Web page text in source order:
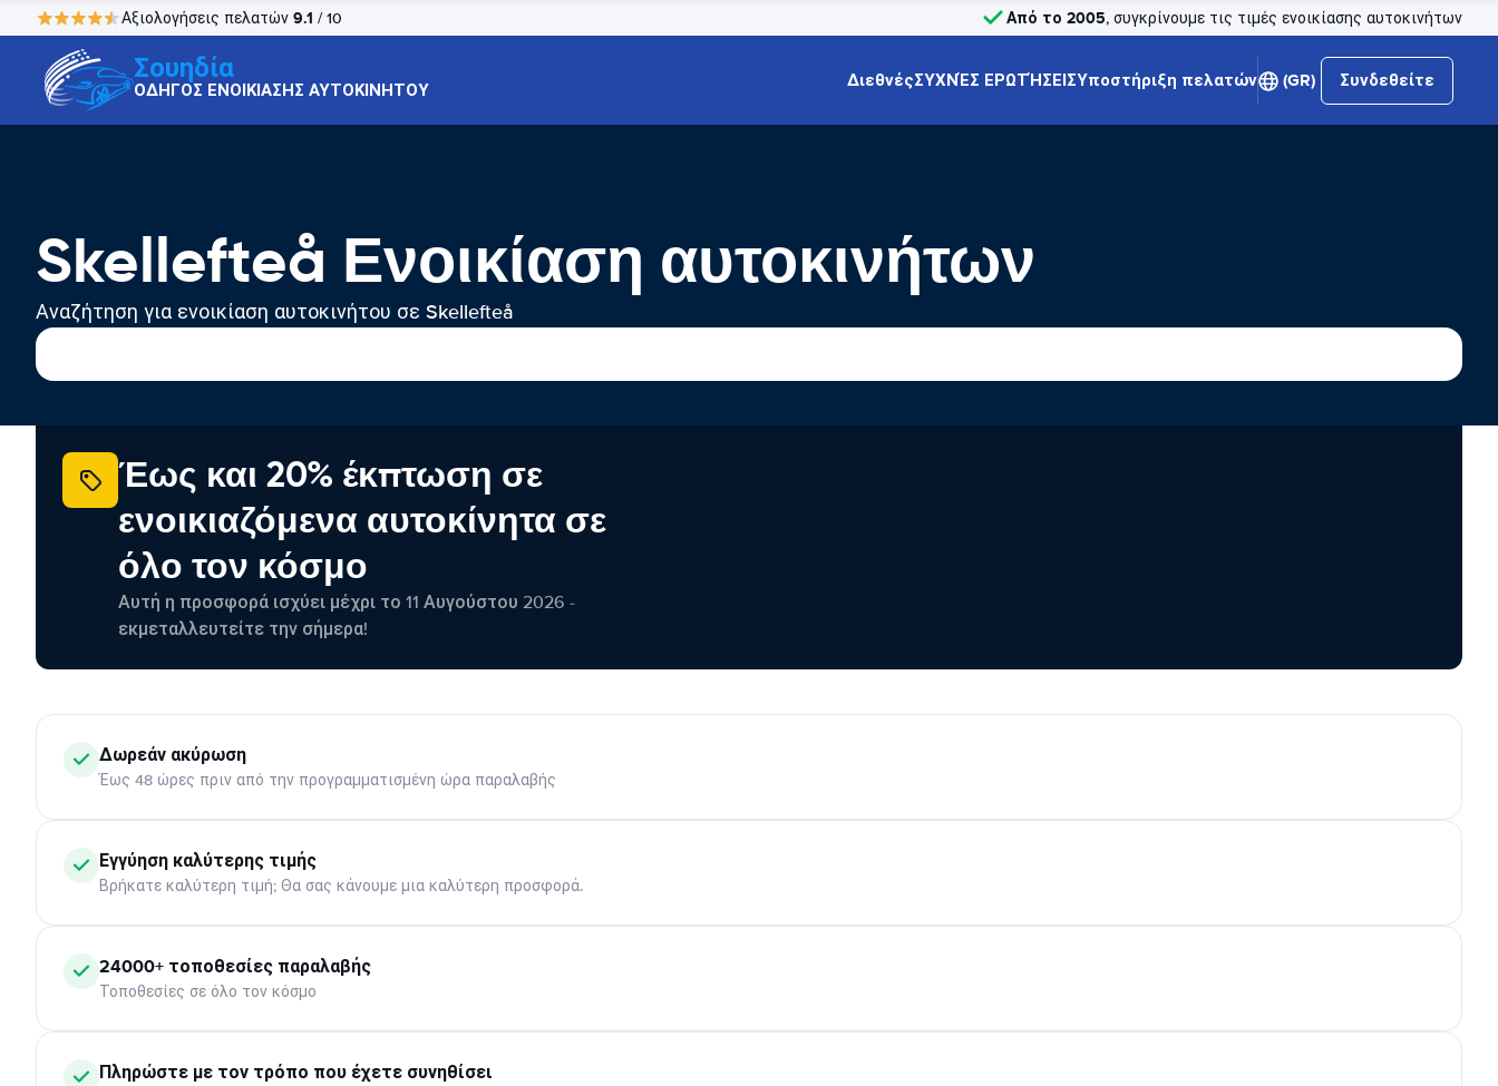
Αξιολογήσεις πελατών 9.1 / 10 Από το 2005, συγκρίνουμε τις τιμές ενοικίασης αυτοκινήτων
Σουηδία
ΟΔΗΓΟΣ ΕΝΟΙΚΙΑΣΗΣ ΑΥΤΟΚΙΝΗΤΟΥ ΔιεθνέςΣΥΧΝΈΣ ΕΡΩΤΉΣΕΙΣΥποστήριξη πελατών (GR) Συνδεθείτε
Skellefteå Ενοικίαση αυτοκινήτων
Αναζήτηση για ενοικίαση αυτοκινήτου σε Skellefteå
Έως και 20% έκπτωση σε
ενοικιαζόμενα αυτοκίνητα σε
όλο τον κόσμο
Αυτή η προσφορά ισχύει μέχρι το 11 Αυγούστου 2026 -
εκμεταλλευτείτε την σήμερα!
Δωρεάν ακύρωση
Έως 48 ώρες πριν από την προγραμματισμένη ώρα παραλαβής
Εγγύηση καλύτερης τιμής
Βρήκατε καλύτερη τιμή; Θα σας κάνουμε μια καλύτερη προσφορά.
24000+ τοποθεσίες παραλαβής
Τοποθεσίες σε όλο τον κόσμο
Πληρώστε με τον τρόπο που έχετε συνηθίσει